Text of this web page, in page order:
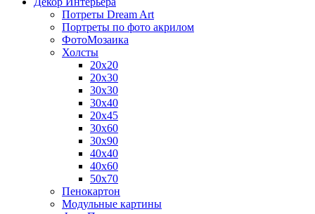
Потреты Dream Art
Портреты по фото акрилом
ФотоМозаика
Холсты
20х20
20х30
30х30
30х40
20х45
30х60
30х90
40х40
40х60
50х70
Пенокартон
Модульные картины